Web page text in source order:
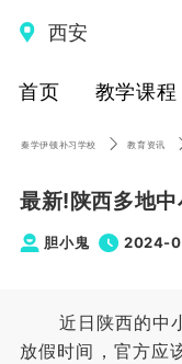
西安
首页 教学课程
秦学伊顿补习学校 教育资讯
最新!陕西多地
胆小鬼 2024-
近日陕西的中小
放假时间，官方应